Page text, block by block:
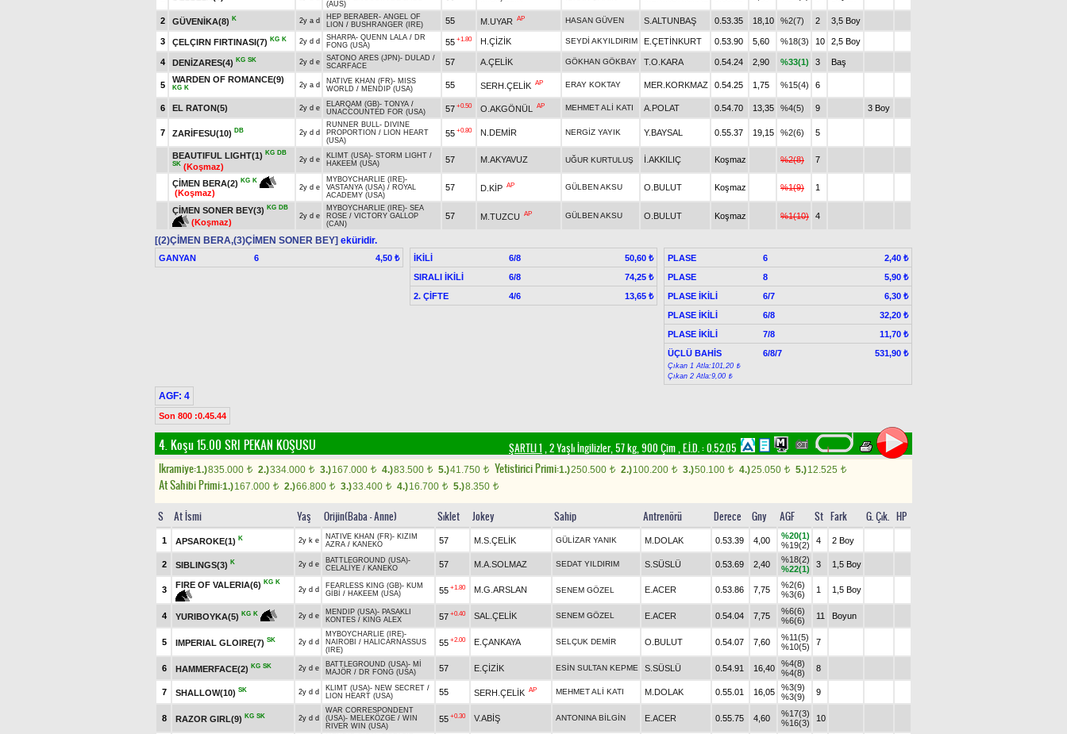
(AUS)
2 GÜVENİKA(8) K 2y a d HEP BERABER- ANGEL OF
LION / BUSHRANGER (IRE) 55 M.UYAR AP HASAN GÜVEN S.ALTUNBAŞ 0.53.35 18,10 %2(7) 2 3,5 Boy
3 ÇELÇIRN FIRTINASI(7) KG K 2y d d SHARPA- QUENN LALA / DR
FONG (USA)
55 +1.80 H.ÇİZİK SEYDİ AKYILDIRIM E.ÇETİNKURT 0.53.90 5,60 %18(3) 10 2,5 Boy
4 DENİZARES(4) KG SK 2y d e SATONO ARES (JPN)- DULAD /
SCARFACE
57 A.ÇELİK GÖKHAN GÖKBAY T.O.KARA 0.54.24 2,90 %33(1) 3 Baş
5
WARDEN OF ROMANCE(9)
KG K 2y a d NATIVE KHAN (FR)- MISS
WORLD / MENDIP (USA) 55 SERH.ÇELİK AP ERAY KOKTAY MER.KORKMAZ 0.54.25 1,75 %15(4) 6
6 EL RATON(5) 2y d e ELARQAM (GB)- TONYA /
UNACCOUNTED FOR (USA)
57 +0.50 O.AKGÖNÜL AP MEHMET ALİ KATI A.POLAT 0.54.70 13,35 %4(5) 9 3 Boy
7 ZARİFESU(10) DB 2y d d
RUNNER BULL- DIVINE
PROPORTION / LION HEART
(USA)
55 +0.80 N.DEMİR NERGİZ YAYIK Y.BAYSAL 0.55.37 19,15 %2(6) 5
BEAUTIFUL LIGHT(1) KG DB
SK (Koşmaz)
2y d e KLIMT (USA)- STORM LIGHT /
HAKEEM (USA)
57 M.AKYAVUZ UĞUR KURTULUŞ İ.AKKILIÇ Koşmaz %2(8) 7
ÇİMEN BERA(2) KG K
(Koşmaz)
2y d e
MYBOYCHARLIE (IRE)-
VASTANYA (USA) / ROYAL
ACADEMY (USA)
57 D.KİP AP GÜLBEN AKSU O.BULUT Koşmaz %1(9) 1
ÇİMEN SONER BEY(3) KG DB
(Koşmaz)
2y d e
MYBOYCHARLIE (IRE)- SEA
ROSE / VICTORY GALLOP
(CAN)
57 M.TUZCU AP GÜLBEN AKSU O.BULUT Koşmaz %1(10) 4
[(2)ÇİMEN BERA,(3)ÇİMEN SONER BEY] eküridir.
GANYAN 6 4,50 ₺ İKİLİ 6/8
50,60 ₺
SIRALI İKİLİ
6/8
74,25 ₺
2. ÇİFTE
4/6 13,65 ₺
PLASE 6
2,40 ₺
PLASE
8
5,90 ₺
PLASE İKİLİ
6/7
6,30 ₺
PLASE İKİLİ
6/8
32,20 ₺
PLASE İKİLİ
7/8
11,70 ₺
ÜÇLÜ BAHİS
6/8/7 531,90 ₺
Çıkan 1 Atla:101,20 ₺
Çıkan 2 Atla:9,00 ₺
AGF: 4
Son 800 :0.45.44
4. Koşu 15.00 SRI PEKAN KOŞUSU ŞARTLI 1 , 2 Yaşlı İngilizler, 57 kg, 900 Çim,E.İ.D. :0.52.05
Ikramiye:1.)835.000 t 2.)334.000 t 3.)167.000 t 4.)83.500 t 5.)41.750 t Yetistirici Primi:1.)250.500 t 2.)100.200 t 3.)50.100 t 4.)25.050 t 5.)12.525 t
At Sahibi Primi:1.)167.000 t 2.)66.800 t 3.)33.400 t 4.)16.700 t 5.)8.350 t
S At İsmi Yaş Orijin(Baba - Anne) Sıklet Jokey Sahip Antrenörü Derece Gny AGF St Fark G. Çık. HP
1 APSAROKE(1) K 2y k e NATIVE KHAN (FR)- KIZIM
AZRA / KANEKO 57 M.S.ÇELİK GÜLİZAR YANIK M.DOLAK 0.53.39 4,00
%20(1)
%19(2)
4 2 Boy
2 SIBLINGS(3) K 2y d e BATTLEGROUND (USA)-
CELALİYE / KANEKO 57 M.A.SOLMAZ SEDAT YILDIRIM S.SÜSLÜ 0.53.69 2,40
%18(2)
%22(1)
3 1,5 Boy
3
FIRE OF VALERIA(6) KG K
2y d d FEARLESS KING (GB)- KUM
GİBİ / HAKEEM (USA) 55 +1.80 M.G.ARSLAN SENEM GÖZEL E.ACER 0.53.86 7,75
%2(6)
%3(6)
1 1,5 Boy
4 YURIBOYKA(5) KG K 2y d e MENDIP (USA)- PASAKLI
KONTES / KING ALEX 57 +0.40 SAL.ÇELİK SENEM GÖZEL E.ACER 0.54.04 7,75
%6(6)
%6(6)
11 Boyun
5 IMPERIAL GLOIRE(7) SK 2y d d
MYBOYCHARLIE (IRE)-
NAIROBI / HALICARNASSUS
(IRE)
55 +2.00 E.ÇANKAYA SELÇUK DEMİR O.BULUT 0.54.07 7,60
%11(5)
%10(5)
7
6 HAMMERFACE(2) KG SK 2y d e BATTLEGROUND (USA)- Mİ
MAJÖR / DR FONG (USA) 57 E.ÇİZİK ESİN SULTAN KEPME S.SÜSLÜ 0.54.91 16,40
%4(8)
%4(8)
8
7 SHALLOW(10) SK 2y d d KLIMT (USA)- NEW SECRET /
LION HEART (USA)
55 SERH.ÇELİK AP MEHMET ALİ KATI M.DOLAK 0.55.01 16,05
%3(9)
%3(9)
9
8 RAZOR GIRL(9) KG SK 2y d d
WAR CORRESPONDENT
(USA)- MELEKÖZGE / WIN
RIVER WIN (USA)
55 +0.30 V.ABİŞ ANTONINA BİLGİN E.ACER 0.55.75 4,60
%17(3)
%16(3)
10